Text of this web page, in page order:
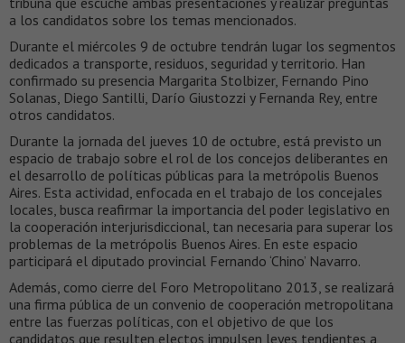
a los candidatos sobre los temas mencionados.
Durante el miércoles 9 de octubre tendrán lugar los segmentos
dedicados a transporte, residuos, seguridad y territorio. Han
confirmado su presencia Margarita Stolbizer, Fernando Pino
Solanas, Diego Santilli, Darío Giustozzi y Fernanda Rey, entre
otros candidatos.
Durante la jornada del jueves 10 de octubre, está previsto un
espacio de trabajo sobre el rol de los concejos deliberantes en
el desarrollo de políticas públicas para la metrópolis Buenos
Aires. Esta actividad, enfocada en el trabajo de los concejales
locales, busca reafirmar la importancia del poder legislativo en
la cooperación interjurisdiccional, tan necesaria para superar los
problemas de la metrópolis Buenos Aires. En este espacio
participará el diputado provincial Fernando ‘Chino’ Navarro.
Además, como cierre del Foro Metropolitano 2013, se realizará
una firma pública de un convenio de cooperación metropolitana
entre las fuerzas políticas, con el objetivo de que los
candidatos que resulten electos impulsen leyes tendientes a